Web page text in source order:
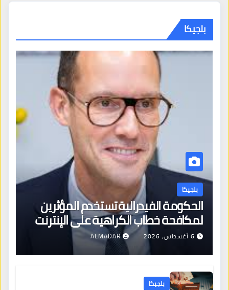
بلجيكا
بلجيكا
الحكومة الفيدرالية تستخدم المؤثرين
لمكافحة خطاب الكراهية على الإنترنت
6 أغسطس، 2026 ALMADAR
بلجيكا